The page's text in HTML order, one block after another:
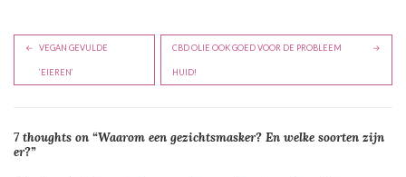
B
c
VEGAN GEVULDE
‘EIEREN’
CBD OLIE OOK GOED VOOR DE PROBLEEM
HUID!
7 thoughts on “Waarom een gezichtsmasker? En welke soorten zijn
er?”